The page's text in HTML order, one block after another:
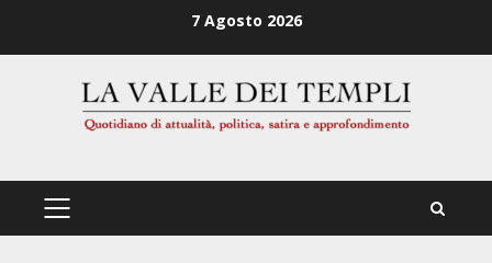
7 Agosto 2026
PRIMÄRES